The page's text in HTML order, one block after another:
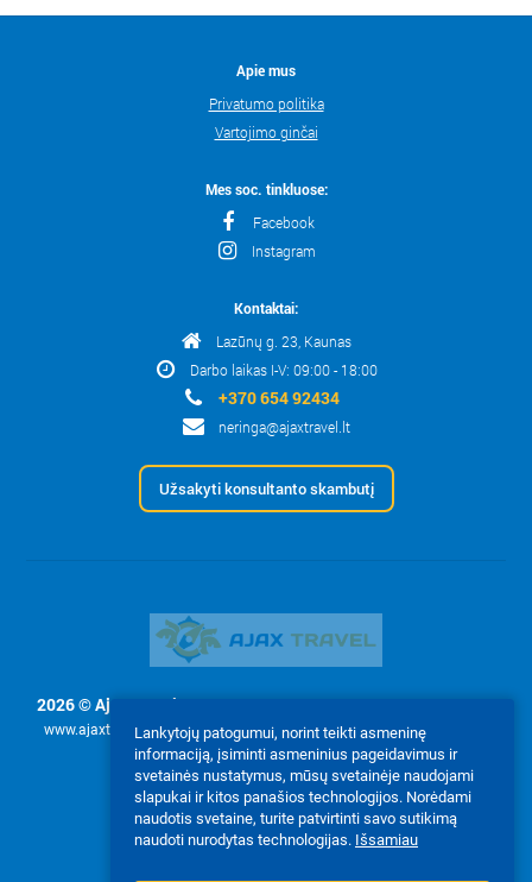
Apie mus
Privatumo politika
Vartojimo ginčai
Mes soc. tinkluose:
Facebook
Instagram
Kontaktai:
Lazūnų g. 23, Kaunas
Darbo laikas I-V: 09:00 - 18:00
+370 654 92434
neringa@ajaxtravel.lt
Užsakyti konsultanto skambutį
2026 © Ajax Travel, UAB
www.ajaxtravel.lt leidžiamas tik pagal užklausimą su raštišku įmonės
leidimu Ajax Travel, UAB.
Mes priimame:
Lankytojų patogumui, norint teikti asmeninę
informaciją, įsiminti asmeninius pageidavimus ir
svetainės nustatymus, mūsų svetainėje naudojami
slapukai ir kitos panašios technologijos. Norėdami
naudotis svetaine, turite patvirtinti savo sutikimą
naudoti nurodytas technologijas. Išsamiau